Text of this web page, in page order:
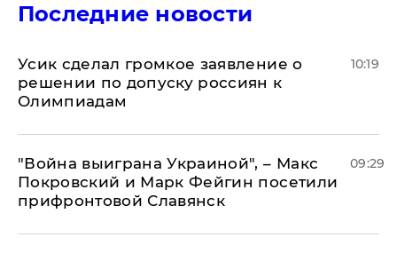
Последние новости
Усик сделал громкое заявление о
решении по допуску россиян к
Олимпиадам
10:19
"Война выиграна Украиной", – Макс
Покровский и Марк Фейгин посетили
прифронтовой Славянск
09:29